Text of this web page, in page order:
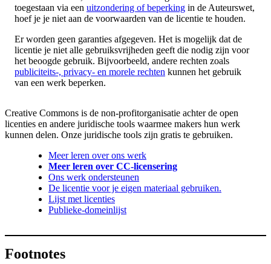
toegestaan via een uitzondering of beperking in de Auteurswet,
hoef je je niet aan de voorwaarden van de licentie te houden.
Er worden geen garanties afgegeven. Het is mogelijk dat de
licentie je niet alle gebruiksvrijheden geeft die nodig zijn voor
het beoogde gebruik. Bijvoorbeeld, andere rechten zoals
publiciteits-, privacy- en morele rechten kunnen het gebruik
van een werk beperken.
Creative Commons is de non-profitorganisatie achter de open
licenties en andere juridische tools waarmee makers hun werk
kunnen delen. Onze juridische tools zijn gratis te gebruiken.
Meer leren over ons werk
Meer leren over CC-licensering
Ons werk ondersteunen
De licentie voor je eigen materiaal gebruiken.
Lijst met licenties
Publieke-domeinlijst
Footnotes